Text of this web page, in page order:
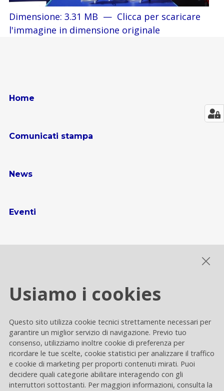
Dimensione: 3.31 MB — Clicca per scaricare
l'immagine in dimensione originale
Home
Comunicati stampa
News
Eventi
Cookie settings
Privacy e Cookie
Contacts
Usiamo i cookies
Questo sito utilizza cookie tecnici strettamente necessari per
garantire un miglior servizio di navigazione. Previo tuo
consenso, utilizziamo inoltre cookie di preferenza per
ricordare le tue scelte, cookie statistici per analizzare il traffico
e cookie di marketing per proporti contenuti mirati. Puoi
decidere quali categorie abilitare interagendo con gli
interruttori sottostanti. Per maggiori informazioni, consulta la